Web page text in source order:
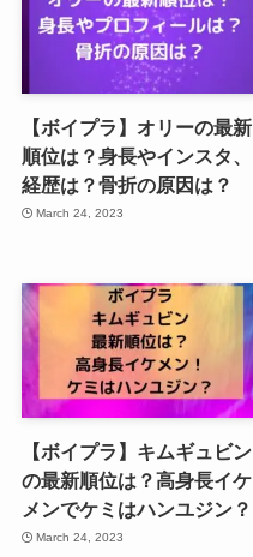
【ボイプラ】オリーの最新
順位は？身長やインスタ、
経歴は？骨折の原因は？
March 24, 2023
【ボイプラ】キムギュビン
の最新順位は？高身長イケ
メンでケミはハンユジン？
March 24, 2023